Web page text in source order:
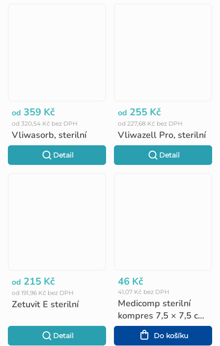
Vliwasorb, sterilní
od 320,54 Kč bez DPH
od 359 Kč
Detail
Vliwazell Pro, sterilní
od 227,68 Kč bez DPH
od 255 Kč
Detail
Zetuvit E sterilní
od 191,96 Kč bez DPH
od 215 Kč
Detail
Medicomp sterilní
kompres 7,5 × 7,5 cm
- 5 × 2 ks
41,07 Kč bez DPH
46 Kč
Do košíku